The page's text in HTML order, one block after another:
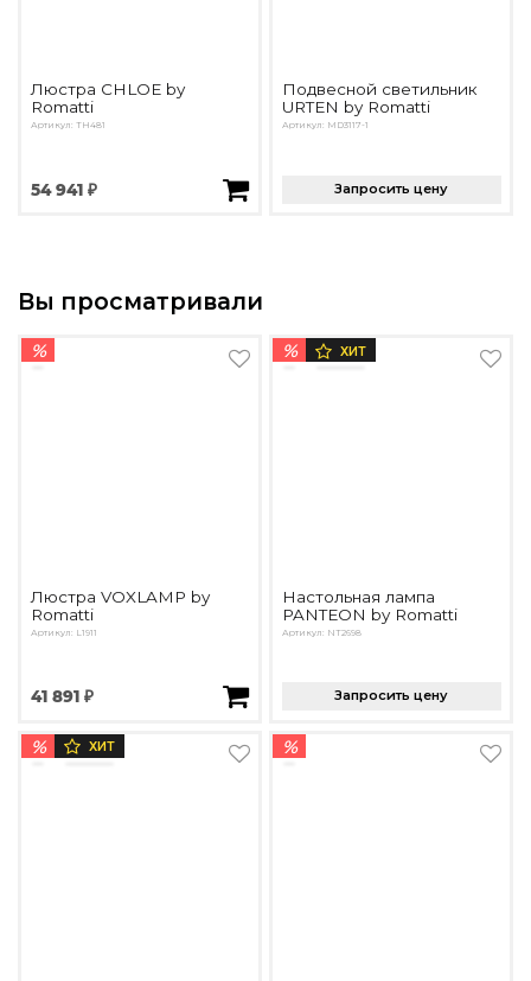
Люстра CHLOE by
Romatti
Артикул: TH481
54 941 ₽
Подвесной светильник
URTEN by Romatti
Артикул: MD3117-1
Запросить цену
Вы просматривали
%
Люстра VOXLAMP by
Romatti
Артикул: L1911
41 891 ₽
% ХИТ
Настольная лампа
PANTEON by Romatti
Артикул: NT2698
Запросить цену
% ХИТ %